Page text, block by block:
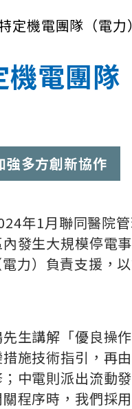
定機電團隊（電
電團
強多方創新協作
年1月聯同醫院
發生大規模停電
力）負責支援，
生講解「優良操
施技術指引，再
中電則派出流動
程序時，我們採